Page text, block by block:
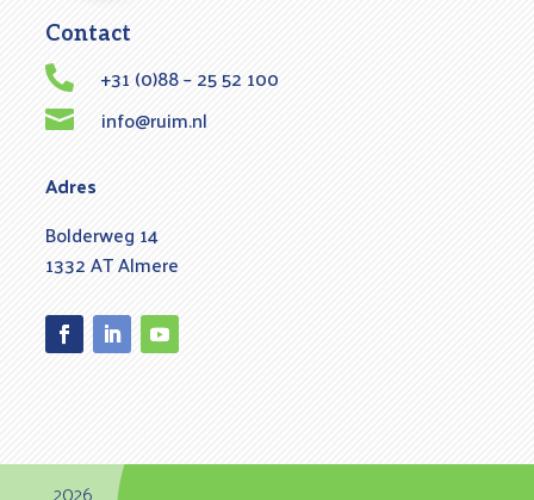
Contact
 +31 (0)88 – 25 52 100

info@ruim.nl
Adres
Bolderweg 14
1332 AT Almere